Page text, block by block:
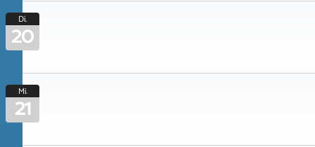
Di.
20
Mi.
21